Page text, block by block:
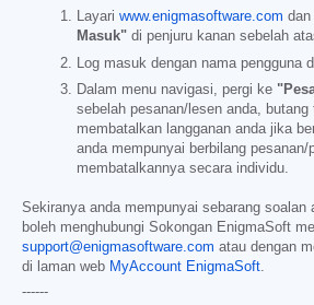
Layari www.enigmasoftware.com
Masuk" di penjuru kanan sebelah
Log masuk dengan nama pengguna
Dalam menu navigasi, pergi ke
sebelah pesanan/lesen anda, butang
membatalkan langganan anda jika
anda mempunyai berbilang pesanan/
membatalkannya secara individu.
Sekiranya anda mempunyai sebarang soalan
boleh menghubungi Sokongan EnigmaSoft
support@enigmasoftware.com atau dengan
di laman web MyAccount EnigmaSoft.
------